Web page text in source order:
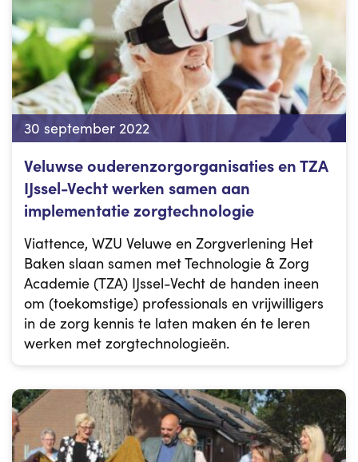
30 september 2022
Veluwse ouderenzorgorganisaties en TZA
IJssel-Vecht werken samen aan
implementatie zorgtechnologie
Viattence, WZU Veluwe en Zorgverlening Het
Baken slaan samen met Technologie & Zorg
Academie (TZA) IJssel-Vecht de handen ineen
om (toekomstige) professionals en vrijwilligers
in de zorg kennis te laten maken én te leren
werken met zorgtechnologieën.